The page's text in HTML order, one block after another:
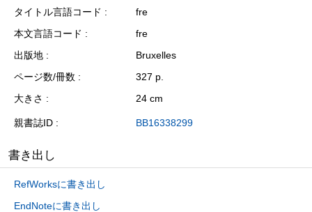
タイトル言語コード
fre
本文言語コード
fre
出版地
Bruxelles
ページ数/冊数
327 p.
大きさ
24 cm
親書誌ID BB16338299
書き出し
RefWorksに書き出し
EndNoteに書き出し